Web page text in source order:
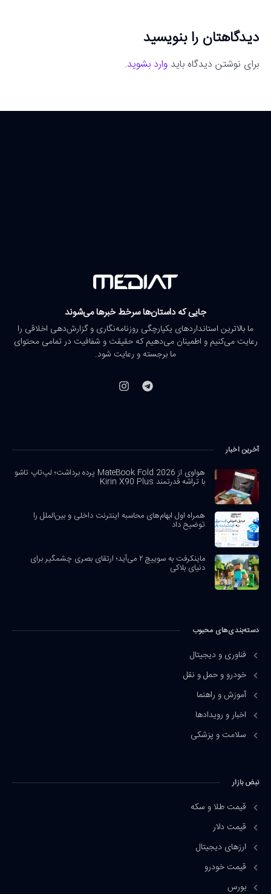
دیدگاهتان را بنویسید
برای نوشتن دیدگاه باید وارد بشوید.
جایی که داستان‌ها سرخط خبرها می‌شوند
ما بالاترین استانداردهای یکپارچگی روزنامه‌نگاری و گزارش‌دهی اخلاقی را
رعایت می‌کنیم و اطمینان می‌دهیم که حقیقت و شفافیت در تمامی محتوای
ما برجسته و رعایت شود.
آخرین اخبار
هواوی از MateBook Fold 2026 پرده برداشت؛ لپ‌تاپ تاشو
با تراشه قدرتمند Kirin X90 Plus
همراه اول ابهام‌های محاسبه اینترنت داخلی و بین‌الملل را
توضیح داد
ماینکرفت به سوییچ ۲ می‌آید؛ ارتقای بصری چشمگیر برای
دنیای بلاکی
دسته‌بندی‌های محبوب
فناوری و دیجیتال
خودرو و حمل و نقل
آموزش و راهنما
اخبار و رویدادها
سلامت و پزشکی
نبض بازار
قیمت طلا و سکه
قیمت دلار
ارزهای دیجیتال
قیمت خودرو
بورس